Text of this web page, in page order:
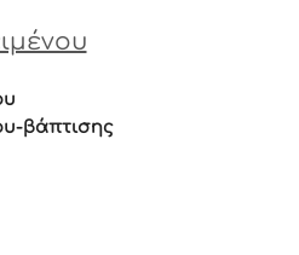
βάπτισης